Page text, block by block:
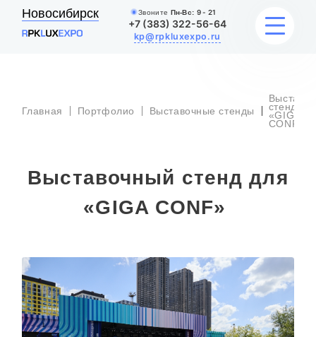
Новосибирск Звоните Пн-Вс: 9 - 21
+7 (383) 322-56-64
kp@rpkluxexpo.ru
УСЛУГИ
АКЦИИ
Главная Портфолио Выставочные стенды стенд
«GIGA
CONF»
Выставочный стенд для
«GIGA CONF»